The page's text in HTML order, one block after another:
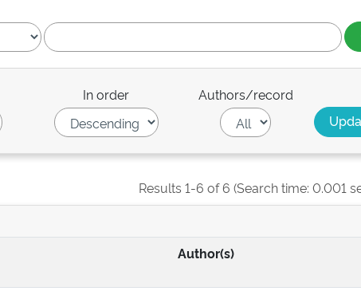
In order Authors/record
Results 1-6 of 6 (Search time: 0.001
Author(s)